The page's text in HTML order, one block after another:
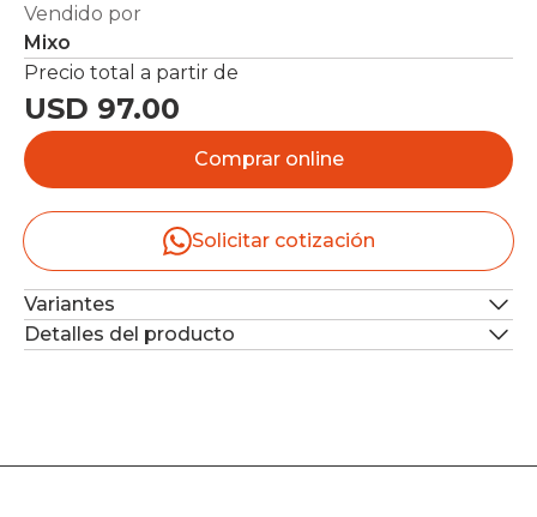
Vendido por
Mixo
Precio total a partir de
USD 97.00
Comprar online
Solicitar cotización
Variantes
Detalles del producto